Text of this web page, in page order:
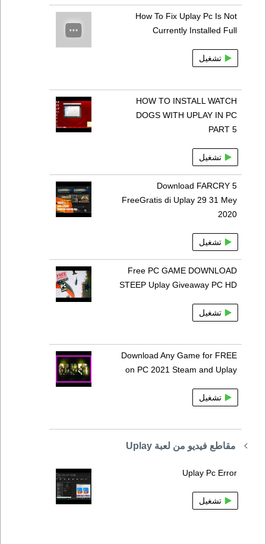
How To Fix Uplay Pc Is Not
Currently Installed Full
تشغيل
HOW TO INSTALL WATCH
DOGS WITH UPLAY IN PC
PART 5
تشغيل
Download FARCRY 5
FreeGratis di Uplay 29 31 Mey
2020
تشغيل
Free PC GAME DOWNLOAD
STEEP Uplay Giveaway PC HD
تشغيل
Download Any Game for FREE
on PC 2021 Steam and Uplay
تشغيل
مقاطع فيديو من لعبة Uplay
Uplay Pc Error
تشغيل